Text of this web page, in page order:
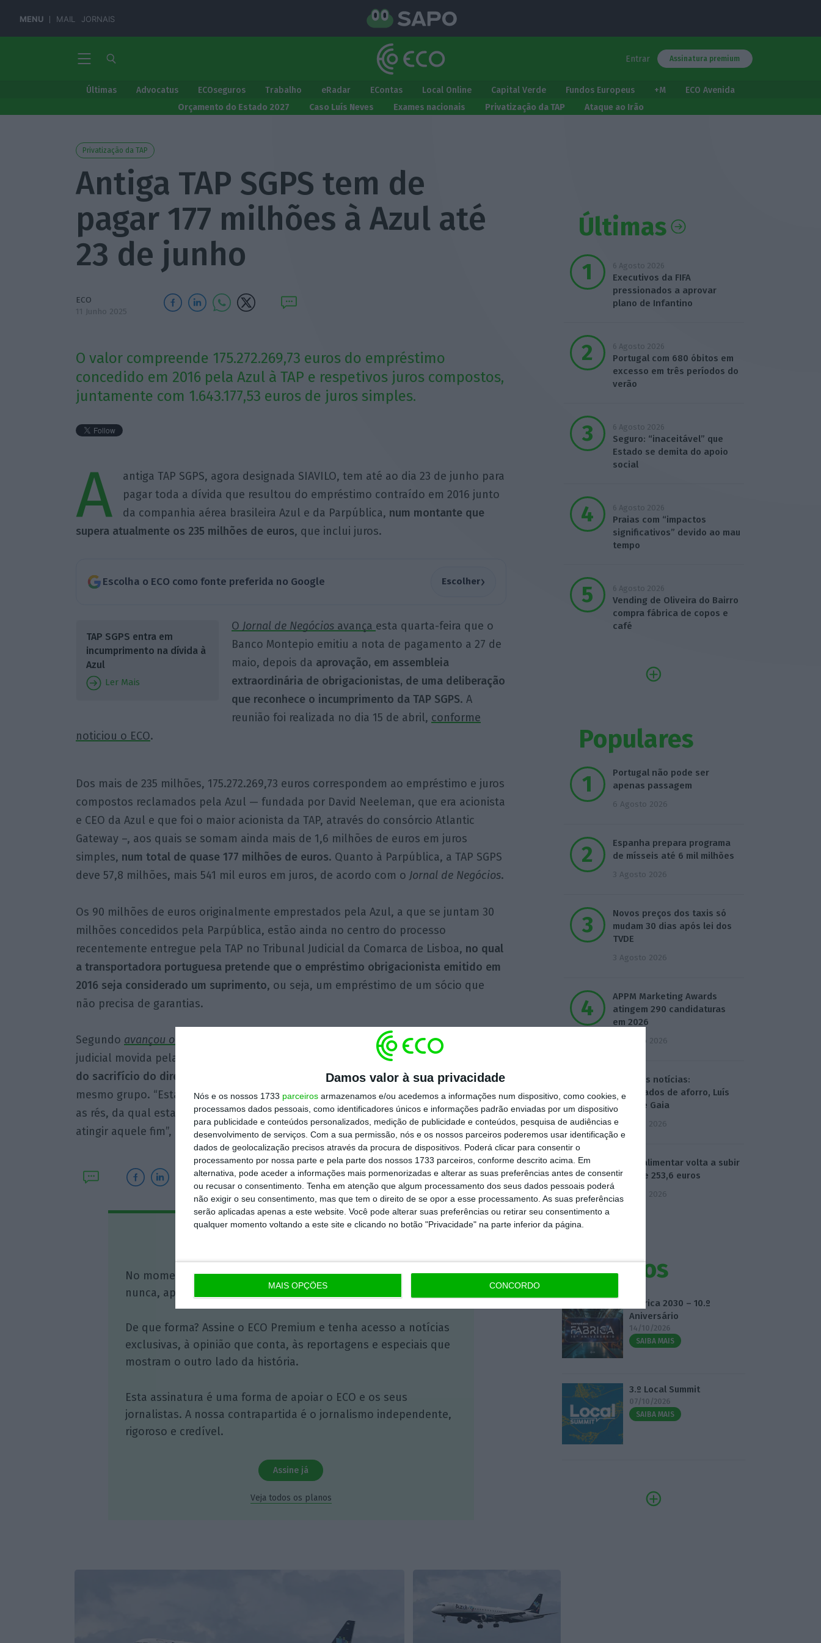
Damos valor à sua privacidade
Nós e os nossos 1733 parceiros armazenamos e/ou acedemos a informações num dispositivo, como cookies, e
processamos dados pessoais, como identificadores únicos e informações padrão enviadas por um dispositivo
para publicidade e conteúdos personalizados, medição de publicidade e conteúdos, pesquisa de audiências e
desenvolvimento de serviços. Com a sua permissão, nós e os nossos parceiros poderemos usar identificação e
dados de geolocalização precisos através da procura de dispositivos. Poderá clicar para consentir o
processamento por nossa parte e pela parte dos nossos 1733 parceiros, conforme descrito acima. Em
alternativa, pode aceder a informações mais pormenorizadas e alterar as suas preferências antes de consentir
ou recusar o consentimento. Tenha em atenção que algum processamento dos seus dados pessoais poderá
não exigir o seu consentimento, mas que tem o direito de se opor a esse processamento. As suas preferências
serão aplicadas apenas a este website. Você pode alterar suas preferências ou retirar seu consentimento a
qualquer momento voltando a este site e clicando no botão "Privacidade" na parte inferior da página.
MAIS OPÇÕES CONCORDO
MENU MAIL JORNAIS
Entrar Assinatura premium
Últimas Advocatus ECOseguros Trabalho eRadar EContas Local Online Capital Verde Fundos Europeus +M
ECO Avenida
Orçamento do Estado 2027
Caso Luís Neves Exames nacionais Privatização da TAP Ataque ao Irão
Privatização da TAP
Antiga TAP SGPS tem de
pagar 177 milhões à Azul até
23 de junho
ECO
11 Junho 2025
O valor compreende 175.272.269,73 euros do empréstimo
concedido em 2016 pela Azul à TAP e respetivos juros compostos,
juntamente com 1.643.177,53 euros de juros simples.
A
antiga TAP SGPS, agora designada SIAVILO, tem até ao dia 23 de junho para
pagar toda a dívida que resultou do empréstimo contraído em 2016 junto
da companhia aérea brasileira Azul e da Parpública, num montante que
supera atualmente os 235 milhões de euros, que inclui juros.
Escolha o ECO como fonte preferida no Google Escolher›
TAP SGPS entra em
incumprimento na dívida à
Azul
Ler Mais
O Jornal de Negóciosavança esta quarta-feira que o
Banco Montepio emitiu a nota de pagamento a 27 de
maio, depois da aprovação, em assembleia
extraordinária de obrigacionistas, de uma deliberação
que reconhece o incumprimento da TAP SGPS. A
reunião foi realizada no dia 15 de abril, conforme
noticiou o ECO.
Dos mais de 235 milhões, 175.272.269,73 euros correspondem ao empréstimo e juros
compostos reclamados pela Azul — fundada por David Neeleman, que era acionista
e CEO da Azul e que foi o maior acionista da TAP, através do consórcio Atlantic
Gateway –, aos quais se somam ainda mais de 1,6 milhões de euros em juros
simples, num total de quase 177 milhões de euros. Quanto à Parpública, a TAP SGPS
deve 57,8 milhões, mais 541 mil euros em juros, de acordo com o Jornal de Negócios.
Os 90 milhões de euros originalmente emprestados pela Azul, a que se juntam 30
milhões concedidos pela Parpública, estão ainda no centro do processo
recentemente entregue pela TAP no Tribunal Judicial da Comarca de Lisboa, no qual
a transportadora portuguesa pretende que o empréstimo obrigacionista emitido em
2016 seja considerado um suprimento, ou seja, um empréstimo de um sócio que
não precisa de garantias.
Segundo avançou o Público
esta quarta-feira, a Azul alega que a contestação
judicial movida pela TAP tem “um
único propósito: enriquecer ilicitamente à conta
do sacrifício do direito à propriedade privada da Azul e da ALAB”, que faz parte do
mesmo grupo. “Estamos perante um verdadeiro golpe visando enganar e prejudicar
as rés, da qual esta ação judicial e o tribunal são meros meios e instrumentos para
atingir aquele fim”, defendeu, em tribunal, a empresa brasileira.
https://eco.sapo.pt/2025/06/11/antiga-tap-sgps-tem-de-pagar-177-milhoes-a-azul-ate-23-de-junho/ Copiar
No momento em que a informação é mais importante do que
nunca, apoie o jornalismo independente e rigoroso.
De que forma? Assine o ECO Premium e tenha acesso a notícias
exclusivas, à opinião que conta, às reportagens e especiais que
mostram o outro lado da história.
Esta assinatura é uma forma de apoiar o ECO e os seus
jornalistas. A nossa contrapartida é o jornalismo independente,
rigoroso e credível.
Assine já
Veja todos os planos
Últimas
6 Agosto 2026
Executivos da FIFA
pressionados a aprovar
plano de Infantino
6 Agosto 2026
Portugal com 680 óbitos em
excesso em três períodos do
verão
6 Agosto 2026
Seguro: “inaceitável” que
Estado se demita do apoio
social
6 Agosto 2026
Praias com “impactos
significativos” devido ao mau
tempo
6 Agosto 2026
Vending de Oliveira do Bairro
compra fábrica de copos e
café
Populares
Portugal não pode ser
apenas passagem
6 Agosto 2026
Espanha prepara programa
de mísseis até 6 mil milhões
3 Agosto 2026
Novos preços dos taxis só
mudam 30 dias após lei dos
TVDE
3 Agosto 2026
APPM Marketing Awards
atingem 290 candidaturas
em 2026
4 Agosto 2026
Hoje nas notícias:
certificados de aforro, Luís
Neves e Gaia
5 Agosto 2026
Cabaz alimentar volta a subir
e atinge 253,6 euros
5 Agosto 2026
Eventos
Fábrica 2030 – 10.º
Aniversário
14/10/2026
SAIBA MAIS
3.º Local Summit
07/10/2026
SAIBA MAIS